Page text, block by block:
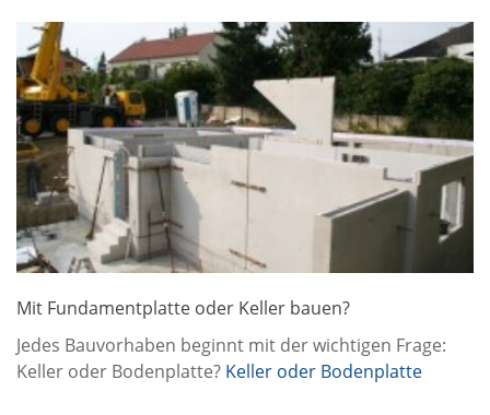
Mit Fundamentplatte oder Keller bauen?
Jedes Bauvorhaben beginnt mit der wichtigen Frage:
Keller oder Bodenplatte? Keller oder Bodenplatte